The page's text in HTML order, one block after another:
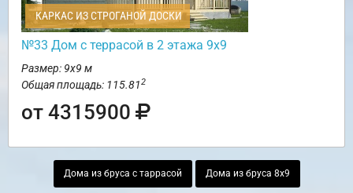
КАРКАС ИЗ СТРОГАНОЙ ДОСКИ
№33 Дом с террасой в 2 этажа 9х9
Размер: 9х9 м
Общая площадь: 115.812
от 4315900
Дома из бруса с таррасой Дома из бруса 8х9